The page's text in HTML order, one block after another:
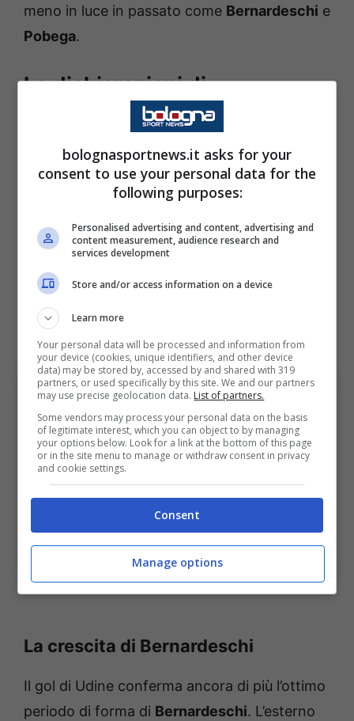
meno in luce in passato come Bernardeschi e
Pobega.
Le dichiarazioni di
Bernardeschi dopo il primo gol
Dopo il match traUdinesee Bologna, è
intervenuto Federico Bernardeschi, autore
della sua prima marcatura in campioanto:
Questa è una squadra fantastica, con tanti
valori sani. Il Mister è un grande condottiero
e la società è composta da brave persone e
ottimi professionisti. Questo è il risultato di
quello che siamo, è bello stare qua”.
Images Via One Football)
La crescita di Bernardeschi
Il gol di Udine conferma ancora di più l’ottimo
periodo di forma di Bernardeschi. L’esterno
bolognasportnews.it asks for your
consent to use your personal data for the
following purposes:
Personalised advertising and content, advertising and
content measurement, audience research and
services development
Store and/or access information on a device
Learn more
Your personal data will be processed and information from
your device (cookies, unique identifiers, and other device
data) may be stored by, accessed by and shared with 319
partners, or used specifically by this site. We and our partners
may use precise geolocation data. List of partners.
Some vendors may process your personal data on the basis
of legitimate interest, which you can object to by managing
your options below. Look for a link at the bottom of this page
or in the site menu to manage or withdraw consent in privacy
and cookie settings.
Consent
Manage options